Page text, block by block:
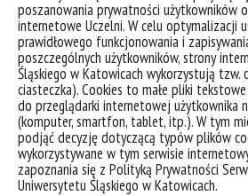
poszanowania prywatności użytkowników
internetowe Uczelni. W celu optymalizacji
prawidłowego funkcjonowania i
poszczególnych użytkowników, strony
Śląskiego w Katowicach wykorzystują tzw.
ciasteczka). Cookies to małe pliki tekstowe
do przeglądarki internetowej użytkownika
(komputer, smartfon, tablet, itp.). W tym
podjąć decyzję dotyczącą typów plików
wykorzystywane w tym serwisie
zapoznania się z Polityką Prywatności
Uniwersytetu Śląskiego w Katowicach.